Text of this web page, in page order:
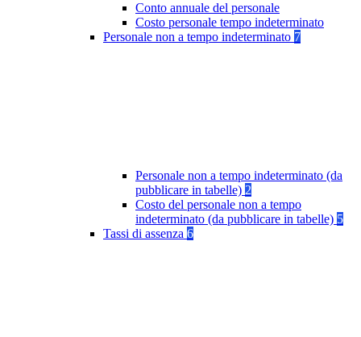
Conto annuale del personale
Costo personale tempo indeterminato
Personale non a tempo indeterminato 7
Personale non a tempo indeterminato (da
pubblicare in tabelle) 2
Costo del personale non a tempo
indeterminato (da pubblicare in tabelle) 5
Tassi di assenza 6